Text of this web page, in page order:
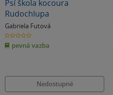
Psí škola kocoura
Rudochlupa
Gabriela Futová
0.0
z
5
hvězdiček
pevná vazba
Nedostupné